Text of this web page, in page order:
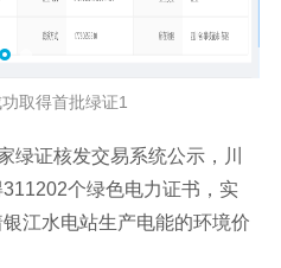
取得首批绿证1
绿证核发交易系统公示，川
311202个绿色电力证书，实
江水电站生产电能的环境价